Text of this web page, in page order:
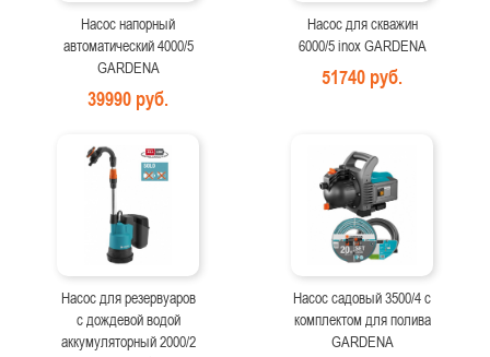
Насос напорный
автоматический 4000/5
GARDENA
39990 руб.
Насос для скважин
6000/5 inox GARDENA
51740 руб.
Насос для резервуаров
с дождевой водой
аккумуляторный 2000/2
Насос садовый 3500/4 с
комплектом для полива
GARDENA